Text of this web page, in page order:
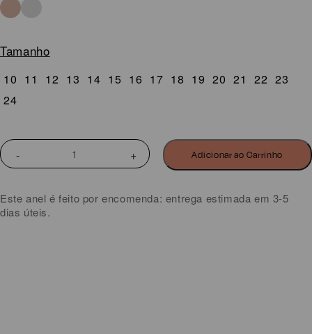
Tamanho
10 11 12 13 14 15 16 17 18 19 20 21 22 23
24
Quantidade
de
DUAS
FLORES
Adicionar ao Carrinho
Este anel é feito por encomenda: entrega estimada em 3-5
dias úteis.